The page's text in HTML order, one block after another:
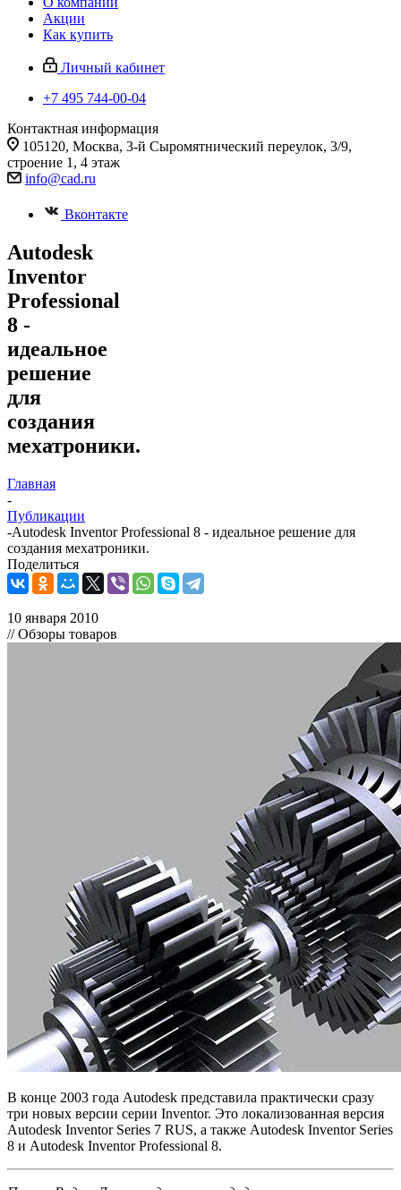
Акции
Как купить
Личный кабинет
+7 495 744-00-04
Контактная информация
105120, Москва, 3-й Сыромятнический переулок, 3/9,
строение 1, 4 этаж
info@cad.ru
Вконтакте
Autodesk
Inventor
Professional
8 -
идеальное
решение
для
создания
мехатроники.
Главная
-
Публикации
-Autodesk Inventor Professional 8 - идеальное решение для
создания мехатроники.
Поделиться
10 января 2010
// Обзоры товаров
В конце 2003 года Autodesk представила практически сразу
три новых версии серии Inventor. Это локализованная версия
Autodesk Inventor Series 7 RUS, а также Autodesk Inventor Series
8 и Autodesk Inventor Professional 8.